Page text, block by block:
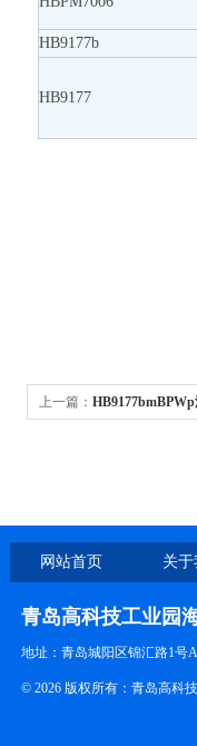
HB9177b
HB9177
上一篇：
网站首页 关
青岛高科技工业园
地址：青岛城阳区锦汇路1号
© 2026 版权所有：青岛高科